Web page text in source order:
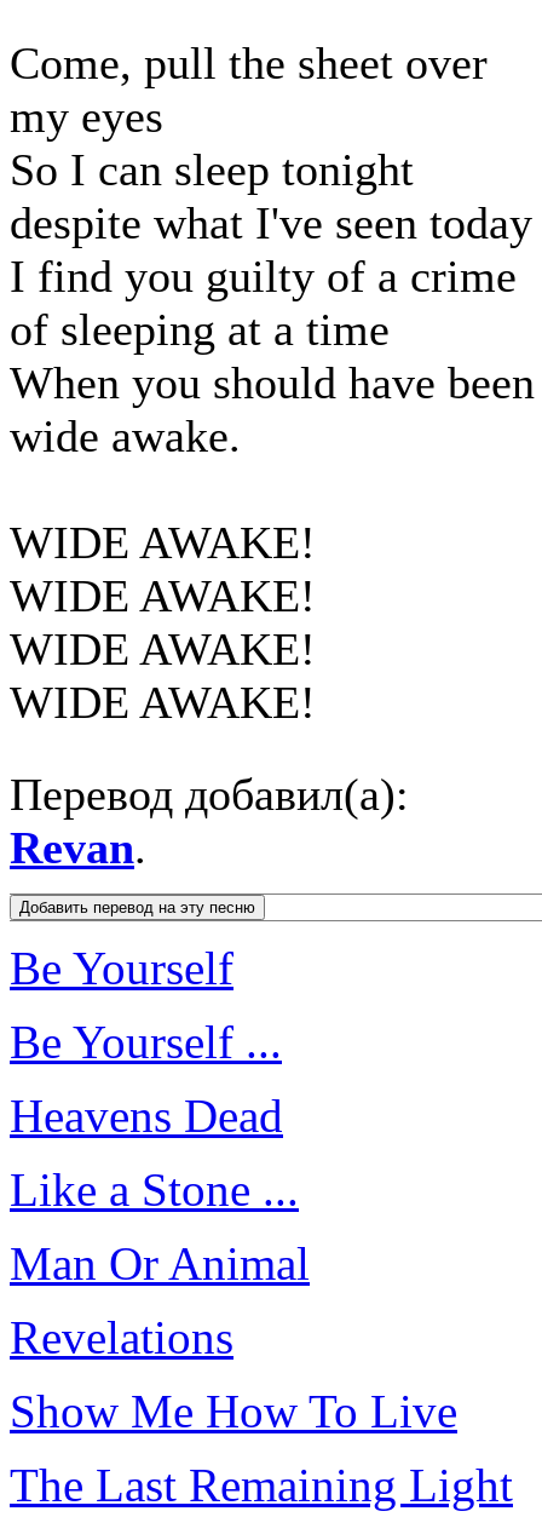
Come, pull the sheet over
my eyes
So I can sleep tonight
despite what I've seen today
I find you guilty of a crime
of sleeping at a time
When you should have been
wide awake.
WIDE AWAKE!
WIDE AWAKE!
WIDE AWAKE!
WIDE AWAKE!
Перевод добавил(а):
Revan.
Be Yourself
Be Yourself ...
Heavens Dead
Like a Stone ...
Man Or Animal
Revelations
Show Me How To Live
The Last Remaining Light